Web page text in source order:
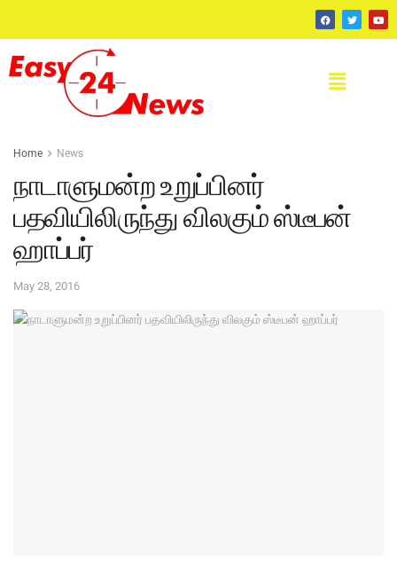
Home News
நாடாளுமன்ற உறுப்பினர்
பதவியிலிருந்து விலகும் ஸ்டீபன்
ஹாப்பர்
May 28, 2016